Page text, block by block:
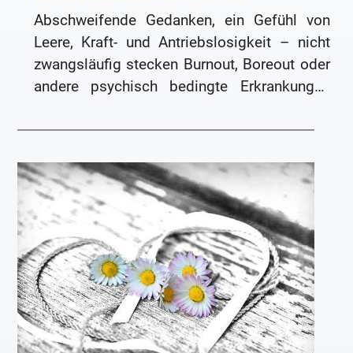
Abschweifende Gedanken, ein Gefühl von
Leere, Kraft- und Antriebslosigkeit – nicht
zwangsläufig stecken Burnout, Boreout oder
andere psychisch bedingte Erkrankungen